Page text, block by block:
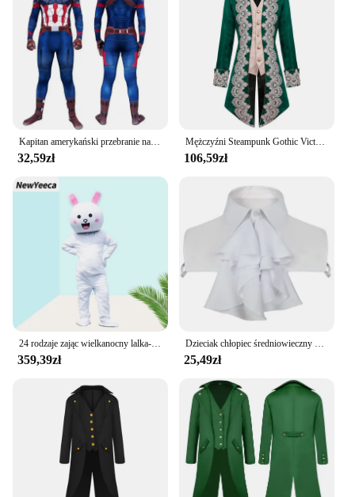
Kapitan amerykański przebranie na karnawał kombinezon superbohater Party Halloween kapitan body Zentai garnitur dla chłopców Audlt rozmiar azjatycki
32,59zł
Mężczyźni Steampunk Gothic Victorian Jacket Vintage Purple Velvet Tailcoat Medieval Frock Coat Uniform Renaissance Costume Homme XXXL
106,59zł
359,39zł 25,49zł